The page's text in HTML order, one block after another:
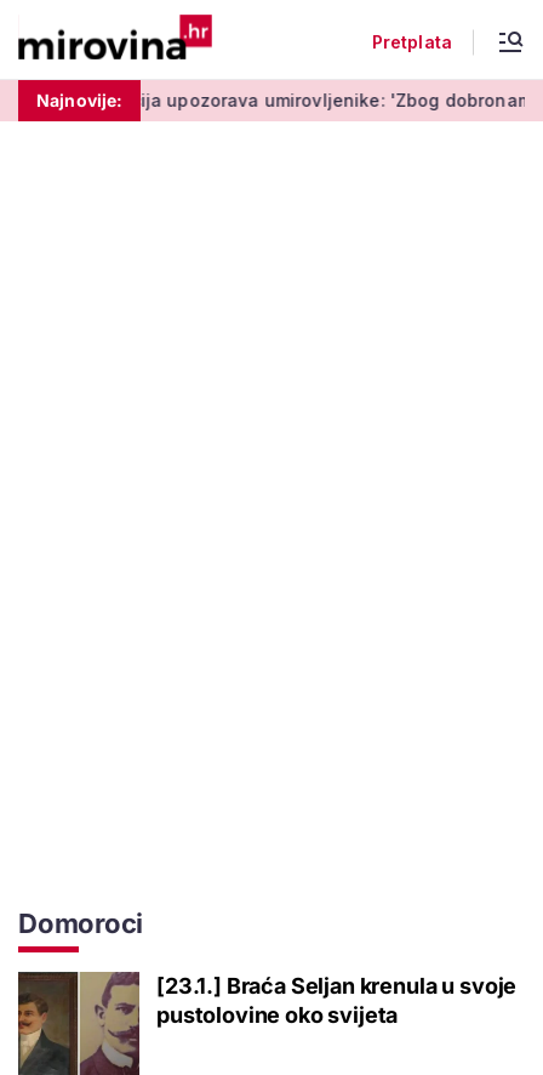
Pretplata
Najnovije:
Policija upozorava umirovljenike: 'Zbog
Domoroci
[23.1.] Braća Seljan krenula u svoje
pustolovine oko svijeta